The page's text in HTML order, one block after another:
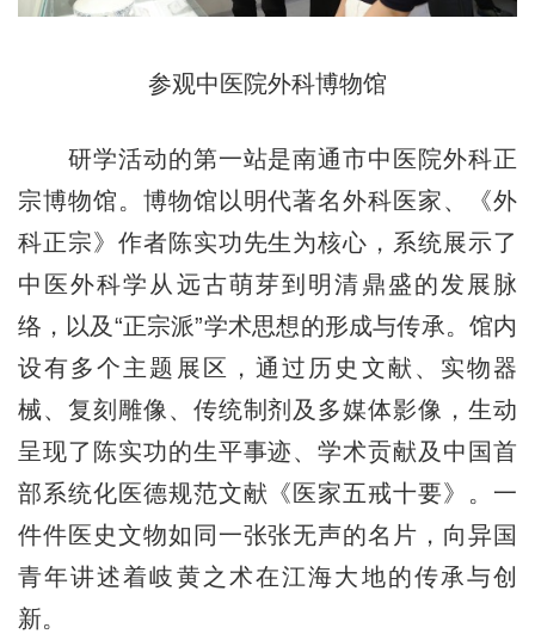
参观中医院外科博物馆
研学活动的第一站是南通市中医院外科正
宗博物馆。博物馆以明代著名外科医家、《外
科正宗》作者陈实功先生为核心，系统展示了
中医外科学从远古萌芽到明清鼎盛的发展脉
络，以及“正宗派”学术思想的形成与传承。馆内
设有多个主题展区，通过历史文献、实物器
械、复刻雕像、传统制剂及多媒体影像，生动
呈现了陈实功的生平事迹、学术贡献及中国首
部系统化医德规范文献《医家五戒十要》。一
件件医史文物如同一张张无声的名片，向异国
青年讲述着岐黄之术在江海大地的传承与创
新。